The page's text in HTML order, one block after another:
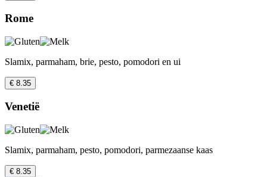
Rome
Slamix, parmaham, brie, pesto, pomodori en ui
€ 8.35
Venetië
Slamix, parmaham, pesto, pomodori, parmezaanse kaas
€ 8.35